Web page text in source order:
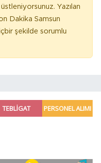
Yazılan
Dakika Samsun
şekilde sorumlu